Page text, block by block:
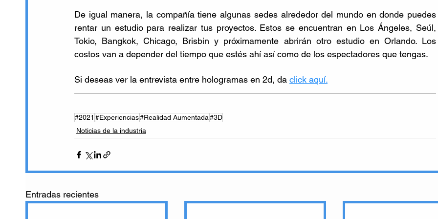
De igual manera, la compañía tiene algunas sedes alrededor del mundo en donde puedes
rentar un estudio para realizar tus proyectos. Estos se encuentran en Los Ángeles, Seúl,
Tokio, Bangkok, Chicago, Brisbin y próximamente abrirán otro estudio en Orlando. Los
costos van a depender del tiempo que estés ahí así como de los espectadores que tengas.
Si deseas ver la entrevista entre hologramas en 2d, da click aquí.
#2021 #Experiencias#Realidad Aumentada#3D
Noticias de la industria
Entradas recientes